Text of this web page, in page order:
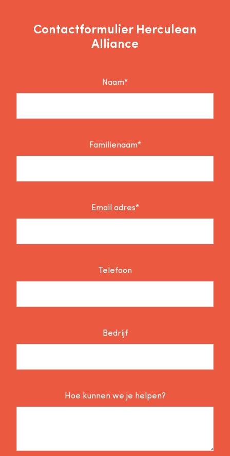
Contactformulier Herculean
Alliance
Naam*
Familienaam*
Email adres*
Telefoon
Bedrijf
Hoe kunnen we je helpen?